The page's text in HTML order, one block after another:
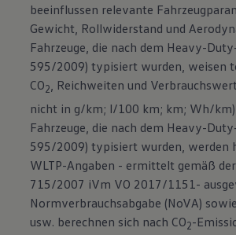
beeinflussen relevante
Gewicht, Rollwiderstand und
Fahrzeuge, die nach dem Heavy-
595/2009) typisiert wurden, weisen
CO2, Reichweiten und
nicht in g/km; l/100 km; km; Wh/km)
Fahrzeuge, die nach dem Heavy-
595/2009) typisiert wurden, werden
WLTP-Angaben - ermittelt gemäß der
715/2007 iVm VO 2017/1151-
Normverbrauchsabgabe (NoVA)
usw. berechnen sich nach CO2-